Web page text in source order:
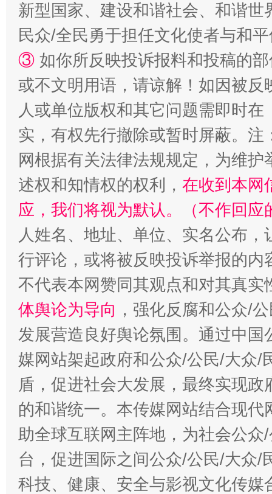
新型国家、建设和谐社会、和谐
民众/全民勇于担任文化使者与和
③ 如你所反映投诉报料和投稿的
或不文明用语，请谅解！如因被
人或单位版权和其它问题需即时在
实，有权先行撤除或暂时屏蔽。
网根据有关法律法规规定，为维
述权和知情权的权利， 在收到本网
应，我们将视为默认。（不作回应
人姓名、地址、单位、实名公布
行评论，或将被反映投诉举报的
不代表本网赞同其观点和对其真实
体舆论为导向 ，强化反腐和公众/
发展营造良好舆论氛围。通过中
媒网站架起政府和公众/公民/大众/
盾，促进社会大发展，最终实现
的和谐统一。本传媒网站结合现
助全球互联网主阵地，为社会公
台，促进国际之间公众/公民/大众/
科技、健康、安全与影视文化传